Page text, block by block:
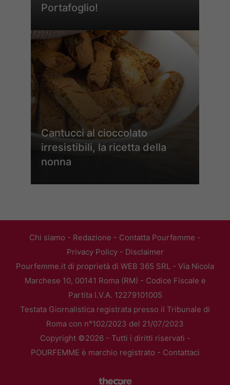
Portafoglio!
Cantucci al cioccolato
irresistibili, la ricetta della
nonna
Chi siamo - Redazione - Contatta Pourfemme -
Privacy Policy- Disclaimer
Pourfemme.it di proprietà di WEB 365 SRL - Via Nicola
Marchese 10, 00141 Roma (RM) - Codice Fiscale e
Partita I.V.A. 12279101005
Testata Giornalistica registrata presso il Tribunale di
Roma con n°102/2023 del 21/07/2023
Copyright ©2026 - Tutti i diritti riservati -
POURFEMME è marchio registrato - Contattaci